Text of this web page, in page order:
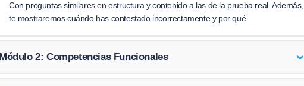
Con preguntas similares en estructura y contenido a las de la prueba real. Además,
te mostraremos cuándo has contestado incorrectamente y por qué.
Módulo 2: Competencias Funcionales